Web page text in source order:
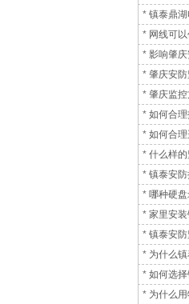
* 镇泰鼎
* 网线可
* 影响肇
* 肇庆安
* 肇庆监
* 如何合
* 如何合
* 什么样
* 镇泰安
* 哪种硬
* 家里安
* 镇泰安
* 为什么
* 如何选
* 为什么